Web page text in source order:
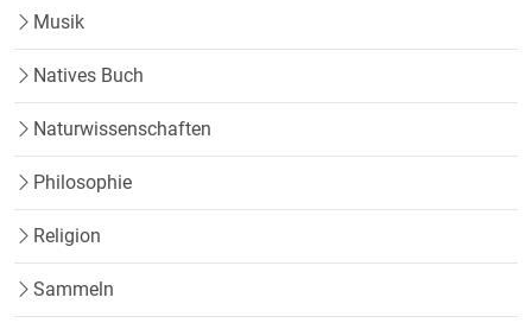
Musik
Natives Buch
Naturwissenschaften
Philosophie
Religion
Sammeln